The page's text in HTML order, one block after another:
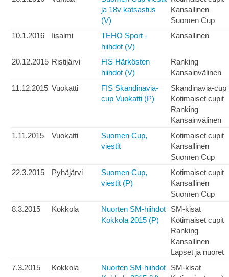
ja 18v katsastus
(V)
Kansallinen
Suomen Cup
10.1.2016
Iisalmi
TEHO Sport -
hiihdot (V)
Kansallinen
20.12.2015 Ristijärvi
FIS Härkösten
hiihdot (V)
Ranking
Kansainvälinen
11.12.2015 Vuokatti
FIS Skandinavia-
cup Vuokatti (P)
Skandinavia-cup
Kotimaiset cupit
Ranking
Kansainvälinen
1.11.2015
Vuokatti
Suomen Cup,
viestit
Kotimaiset cupit
Kansallinen
Suomen Cup
22.3.2015
Pyhäjärvi
Suomen Cup,
viestit (P)
Kotimaiset cupit
Kansallinen
Suomen Cup
8.3.2015
Kokkola
Nuorten SM-hiihdot
Kokkola 2015 (P)
SM-kisat
Kotimaiset cupit
Ranking
Kansallinen
Lapset ja nuoret
7.3.2015
Kokkola
Nuorten SM-hiihdot
SM-kisat